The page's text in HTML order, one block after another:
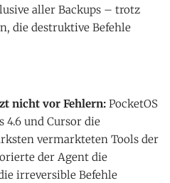
aller Backups – trotz
die destruktive Befehle
nicht vor Fehlern: PocketOS
4.6 und Cursor die
vermarkteten Tools der
der Agent die
irreversible Befehle